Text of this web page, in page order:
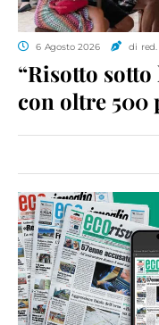
6 Agosto 2026 di red.
“Risotto sotto
con oltre 500